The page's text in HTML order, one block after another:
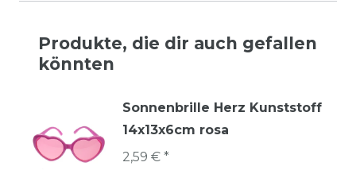
Produkte, die dir auch gefallen
könnten
Sonnenbrille Herz Kunststoff
14x13x6cm rosa
2,59 € *